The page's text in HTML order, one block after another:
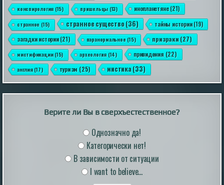
Наполеон и загадочный красный человечек
На протяжении всей истории демоны и злые духи
существовали в различных формах в различных и
далеких культурах по всему миру. Эти легенды также
довольно распространены среди призраков,
предсказывать будущее или влиять на события,
связана с загадочным маленьким крас...
конспирология(15) пришельцы(13) инопланетяне(21)
странное (15) странное существо(36) тайны истории(19)
загадки истории(21) паранормальное(15) призраки(27)
мистификации(15) археология(14) привидения(22)
англия(17) туризм (25) мистика(33)
Верите ли Вы в сверхъестественное?
Однозначно да!
Категорически нет!
В зависимости от ситуации
I want to believe...